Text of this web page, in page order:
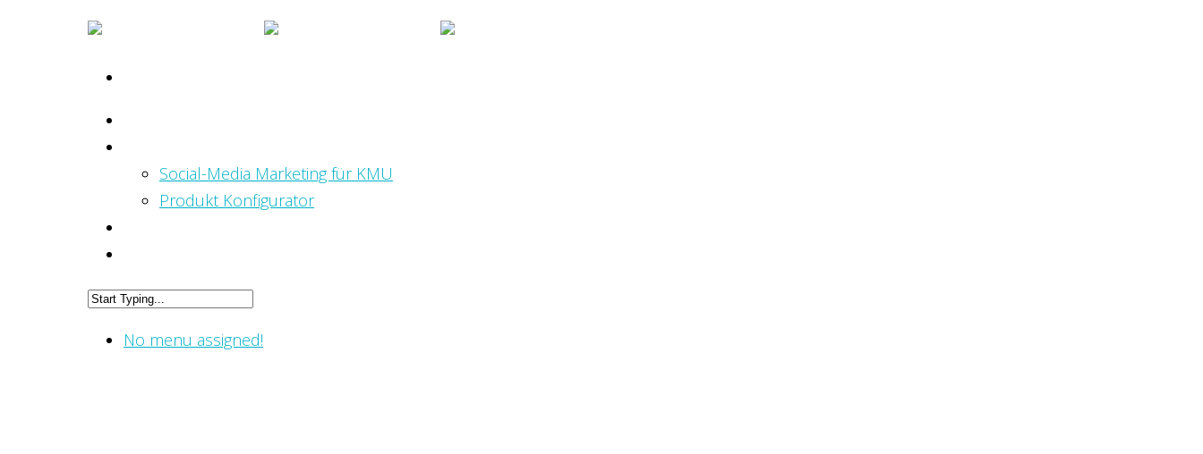
Social-Media Marketing für KMU
Produkt Konfigurator
No menu assigned!